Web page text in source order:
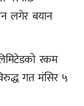
लगेर बयान
रकम
गत मंसिर ५